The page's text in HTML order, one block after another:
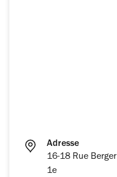
Adresse
16-18 Rue Berger
1e